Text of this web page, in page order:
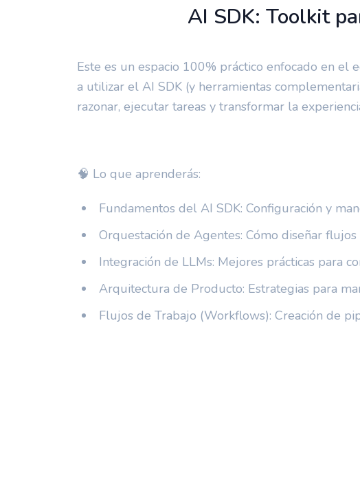
AI SDK: Toolkit
Este es un espacio 100% práctico enfocado en
a utilizar el AI SDK (y herramientas
razonar, ejecutar tareas y transformar la
🧠 Lo que aprenderás:
Fundamentos del AI SDK: Configuración y
Orquestación de Agentes: Cómo diseñar
Integración de LLMs: Mejores prácticas para
Arquitectura de Producto: Estrategias para
Flujos de Trabajo (Workflows): Creación de